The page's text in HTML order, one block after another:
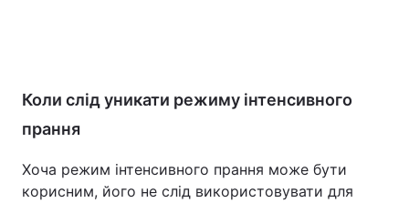
Коли слід уникати режиму інтенсивного
прання
Хоча режим інтенсивного прання може бути
корисним, його не слід використовувати для